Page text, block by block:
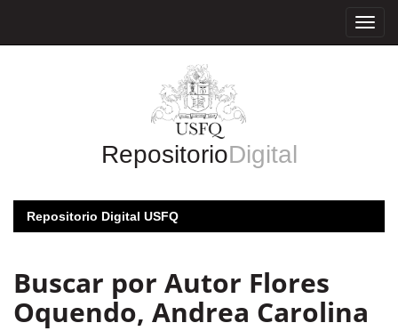
RepositorioDigital
Repositorio Digital USFQ
Buscar por Autor Flores
Oquendo, Andrea Carolina